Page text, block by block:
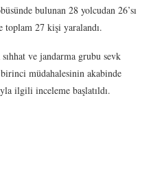
bulunan 28 yolcudan 26’sı
toplam 27 kişi yaralandı.
ve jandarma grubu sevk
birinci müdahalesinin akabinde
ilgili inceleme başlatıldı.